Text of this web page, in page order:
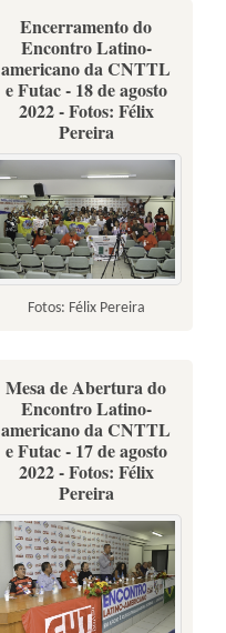
Encerramento do
Encontro Latino-
americano da CNTTL
e Futac - 18 de agosto
2022 - Fotos: Félix
Pereira
Fotos: Félix Pereira
Mesa de Abertura do
Encontro Latino-
americano da CNTTL
e Futac - 17 de agosto
2022 - Fotos: Félix
Pereira